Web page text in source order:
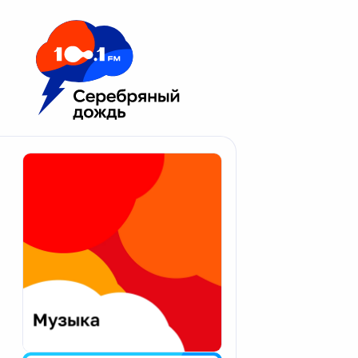
Москва 100.1 FM
Апатиты
Екатеринбург
Калининград
Калуга